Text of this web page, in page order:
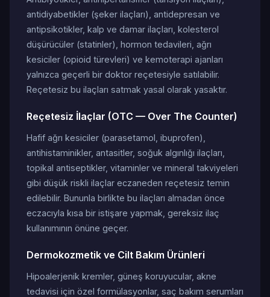
antidiyabetikler (şeker ilaçları), antidepresan ve
antipsikotikler, kalp ve damar ilaçları, kolesterol
düşürücüler (statinler), hormon tedavileri, ağrı
kesiciler (opioid türevleri) ve kemoterapi ajanları
yalnızca geçerli bir doktor reçetesiyle satılabilir.
Reçetesiz bu ilaçları satmak yasal olarak yasaktır.
Reçetesiz İlaçlar (OTC — Over The Counter)
Hafif ağrı kesiciler (parasetamol, ibuprofen),
antihistaminikler, antasitler, soğuk algınlığı ilaçları,
topikal antiseptikler, vitaminler ve mineral takviyeleri
gibi düşük riskli ilaçlar eczaneden reçetesiz temin
edilebilir. Bununla birlikte bu ilaçları almadan önce
eczacıyla kısa bir istişare yapmak, gereksiz ilaç
kullanımının önüne geçer.
Dermokozmetik ve Cilt Bakım Ürünleri
Hipoalerjenik kremler, güneş koruyucular, akne
tedavisi için özel formülasyonlar, saç bakım serumları